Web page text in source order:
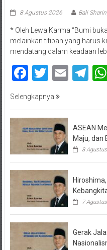
8 Agustus 2026 Bali
* Oleh Lewa Karma “Bumi
melainkan titipan yang harus
mendatang dalam keadaan
Facebook
Twitter
Email
Selengkapnya
ASEAN
Maju, dan
8
7
Gerak